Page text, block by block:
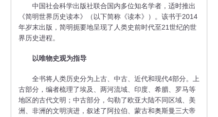
中国社会科学出版社联合国内多位知名学者，适时推出
《简明世界历史读本》（以下简称《读本》）。该书于2014
年岁末出版，简明扼要地呈现了人类史前时代至21世纪的世
界历史进程。
以唯物史观为指导
全书将人类历史分为上古、中古、近代和现代4部分。上
古部分，编者梳理了埃及、两河流域、印度、希腊、罗马等
地区的古代文明；中古部分，勾勒了欧亚大陆不同区域、美
洲、非洲的文明演进，叙述了阿拉伯、蒙古和奥斯曼三大帝